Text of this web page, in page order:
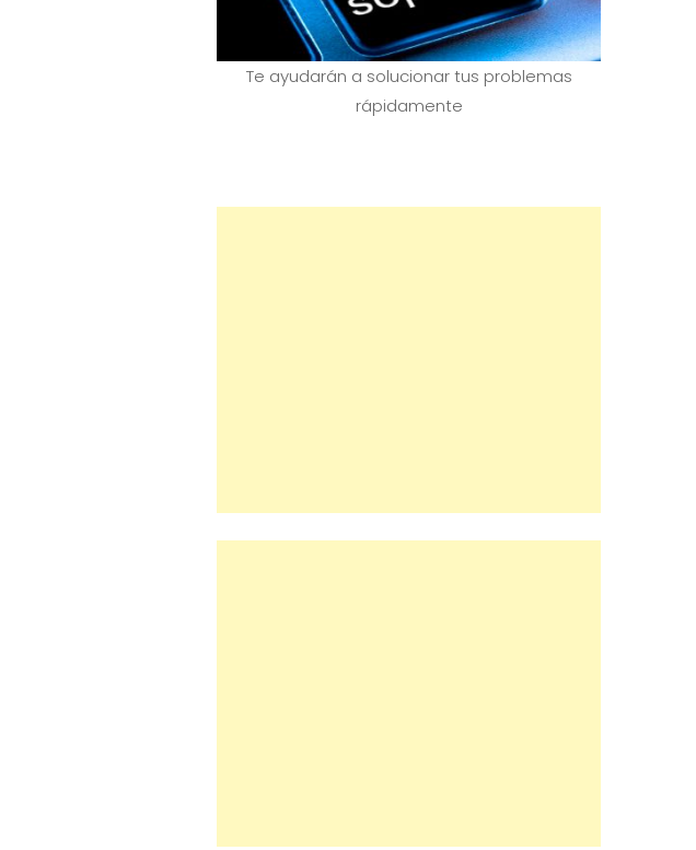
Te ayudarán a solucionar tus problemas
rápidamente